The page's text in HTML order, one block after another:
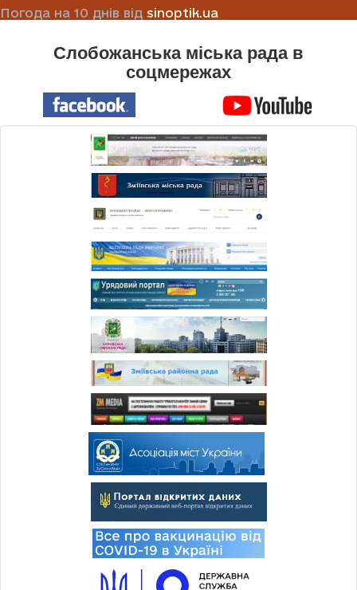
Погода на 10 днів від sinoptik.ua
Слобожанська міська рада в
соцмережах